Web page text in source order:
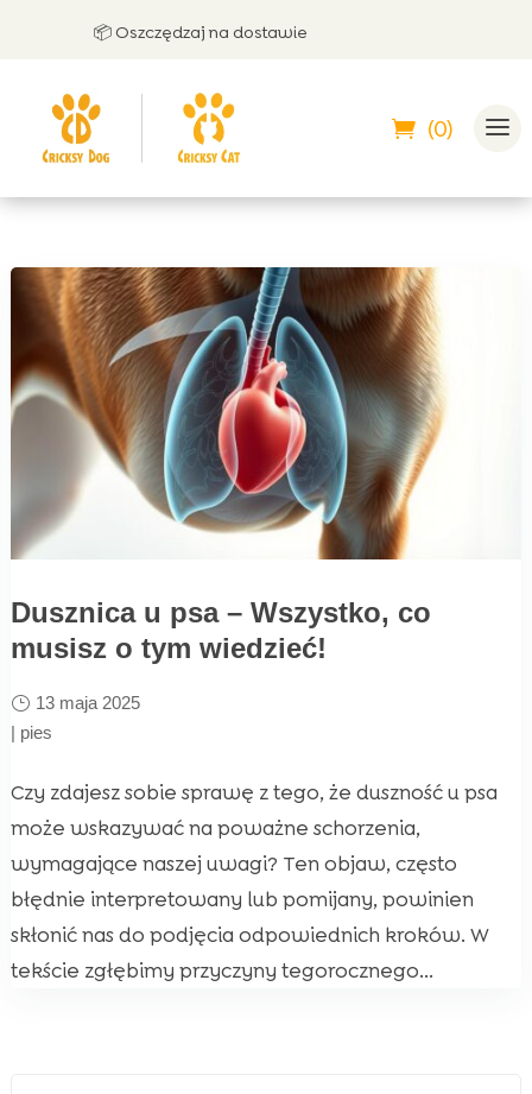
📦 Oszczędzaj na dostawie
(0)
Dusznica u psa – Wszystko, co
musisz o tym wiedzieć!
13 maja 2025
| pies
Czy zdajesz sobie sprawę z tego, że duszność u psa
może wskazywać na poważne schorzenia,
wymagające naszej uwagi? Ten objaw, często
błędnie interpretowany lub pomijany, powinien
skłonić nas do podjęcia odpowiednich kroków. W
tekście zgłębimy przyczyny tegorocznego...